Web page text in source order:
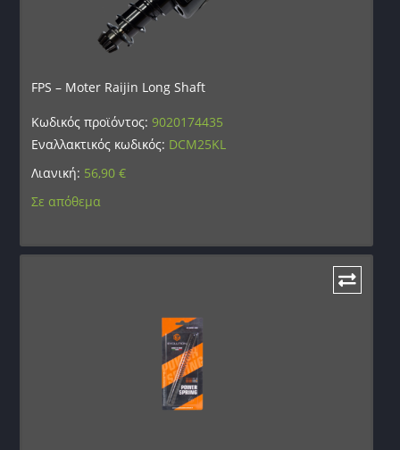
FPS – Moter Raijin Long Shaft
Κωδικός προϊόντος:9020174435
Εναλλακτικός κωδικός: DCM25KL
Λιανική: 56,90€
Σε απόθεμα